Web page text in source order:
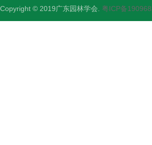
Copyright © 2019广东园林学会. 粤ICP备